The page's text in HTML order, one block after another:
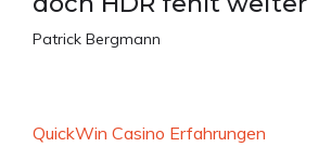
Patrick Bergmann
QuickWin Casino Erfahrungen